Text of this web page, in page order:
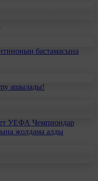
бастамасына
ашылады!
УЕФА Чемпиондар
жолдама алды